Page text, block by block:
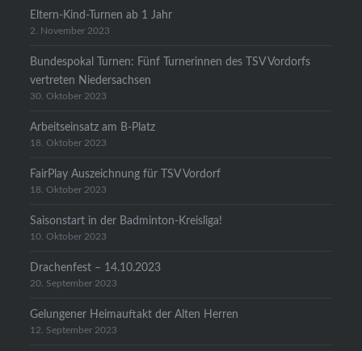
Eltern-Kind-Turnen ab 1 Jahr
2. November 2023
Bundespokal Turnen: Fünf Turnerinnen des TSV Vordorfs
vertreten Niedersachsen
30. Oktober 2023
Arbeitseinsatz am B-Platz
18. Oktober 2023
FairPlay Auszeichnung für TSV Vordorf
18. Oktober 2023
Saisonstart in der Badminton-Kreisliga!
10. Oktober 2023
Drachenfest – 14.10.2023
20. September 2023
Gelungener Heimauftakt der Alten Herren
12. September 2023